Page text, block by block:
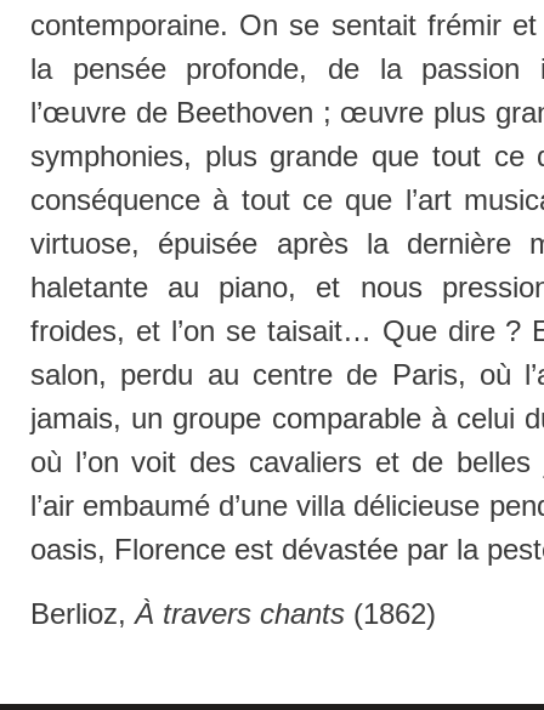
contemporaine. On se sentait frémir
la pensée profonde, de la passion
l’œuvre de Beethoven ; œuvre plus
symphonies, plus grande que tout ce
conséquence à tout ce que l’art
virtuose, épuisée après la dernière
haletante au piano, et nous
froides, et l’on se taisait… Que dire ?
salon, perdu au centre de Paris, où
jamais, un groupe comparable à celui
où l’on voit des cavaliers et de
l’air embaumé d’une villa délicieuse
oasis, Florence est dévastée par la
Berlioz,À travers chants (1862)